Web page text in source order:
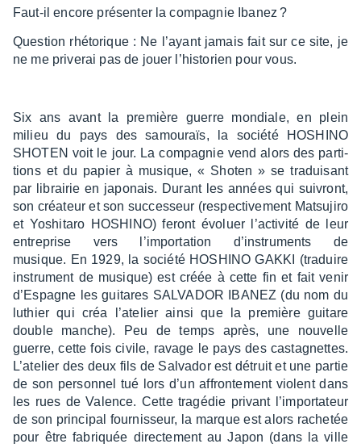
Faut-il encore présen­ter la compa­gnie Ibanez ?
Ques­tion rhéto­rique : Ne l’ayant jamais fait sur ce site, je
ne me prive­rai pas de jouer l’his­to­rien pour vous.
Six ans avant la première guerre mondiale, en plein
milieu du pays des samou­raïs, la société HOSHINO
SHOTEN voit le jour. La compa­gnie vend alors des parti­
tions et du papier à musique, « Shoten » se tradui­sant
par librai­rie en japo­nais. Durant les années qui suivront,
son créa­teur et son succes­seur (respec­ti­ve­ment Matsujiro
et Yoshi­taro HOSHINO) feront évoluer l’ac­ti­vité de leur
entre­prise vers l’im­por­ta­tion d’ins­tru­ments de
musique. En 1929, la société HOSHINO GAKKI (traduire
instru­ment de musique) est créée à cette fin et fait venir
d’Es­pagne les guitares SALVA­DOR IBANEZ (du nom du
luthier qui créa l’ate­lier ainsi que la première guitare
double manche). Peu de temps après, une nouvelle
guerre, cette fois civile, ravage le pays des casta­gnettes.
L’ate­lier des deux fils de Salva­dor est détruit et une partie
de son person­nel tué lors d’un affron­te­ment violent dans
les rues de Valence. Cette tragé­die privant l’im­por­ta­teur
de son prin­ci­pal four­nis­seur, la marque est alors rache­tée
pour être fabriquée direc­te­ment au Japon (dans la ville